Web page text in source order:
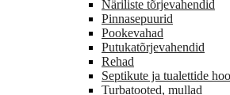
Näriliste tõrjevahendid
Pinnasepuurid
Pookevahad
Putukatõrjevahendid
Rehad
Septikute ja tualettide
Turbatooted, mullad